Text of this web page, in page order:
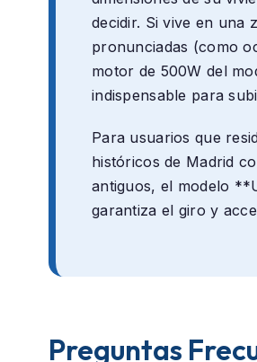
decidir. Si vive en una
pronunciadas (como
motor de 500W del
indispensable para
Para usuarios que
históricos de Madrid
antiguos, el modelo
garantiza el giro y
Preguntas